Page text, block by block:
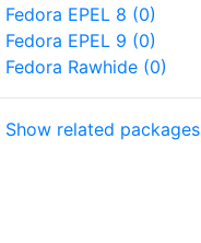
Fedora EPEL 8 (0)
Fedora EPEL 9 (0)
Fedora Rawhide (0)
Show related packages